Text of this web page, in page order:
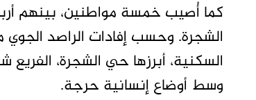
كما أُصيب خمسة مواطنين، بينهم
الشجرة. وحسب إفادات الراصد الجوي
وسط أوضاع إنسانية حرجة.